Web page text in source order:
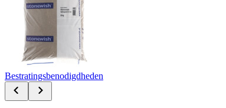
Bestratingsbenodigdheden